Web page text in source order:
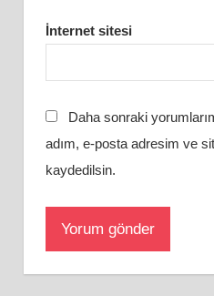
İnternet sitesi
Daha sonraki
adım, e-posta adresim ve
kaydedilsin.